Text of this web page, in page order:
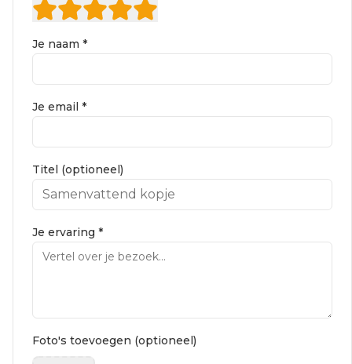
Je naam *
Je email *
Titel (optioneel)
Je ervaring *
Foto's toevoegen (optioneel)